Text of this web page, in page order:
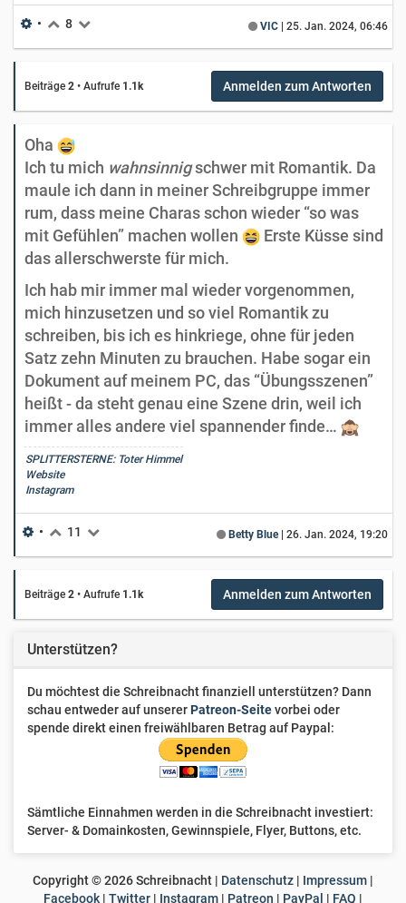
VIC 25. Jan. 2024, 06:46
• 8
Beiträge 2 • Aufrufe 1.1k Anmelden zum Antworten
Oha
Ich tu mich wahnsinnigschwer mit Romantik. Da
maule ich dann in meiner Schreibgruppe immer
rum, dass meine Charas schon wieder “so was
mit Gefühlen” machen wollen
Erste Küsse sind
das allerschwerste für mich.
Ich hab mir immer mal wieder vorgenommen,
mich hinzusetzen und so viel Romantik zu
schreiben, bis ich es hinkriege, ohne für jeden
Satz zehn Minuten zu brauchen. Habe sogar ein
Dokument auf meinem PC, das “Übungsszenen”
heißt - da steht genau eine Szene drin, weil ich
immer alles andere viel spannender finde…
SPLITTERSTERNE: Toter Himmel
Website
Instagram
Betty Blue| 26. Jan. 2024, 19:20
• 11
Beiträge 2 • Aufrufe 1.1k Anmelden zum Antworten
Unterstützen?
Du möchtest die Schreibnacht finanziell unterstützen? Dann
schau entweder auf unsererPatreon-Seitevorbei oder
spende direkt einen freiwählbaren Betrag auf Paypal:
Sämtliche Einnahmen werden in die Schreibnacht investiert:
Server- & Domainkosten, Gewinnspiele, Flyer, Buttons, etc.
Copyright ©2026Schreibnacht | Datenschutz | Impressum |
Facebook | Twitter | Instagram | Patreon | PayPal | FAQ |